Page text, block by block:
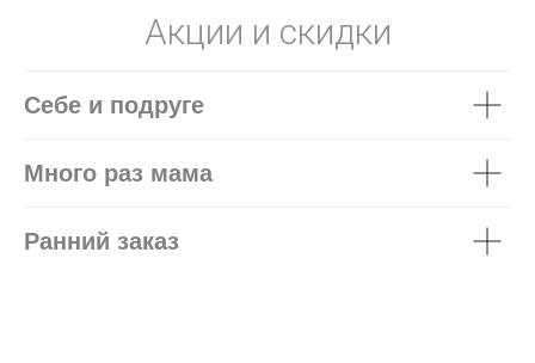
Акции и скидки
Себе и подруге
Много раз мама
Ранний заказ